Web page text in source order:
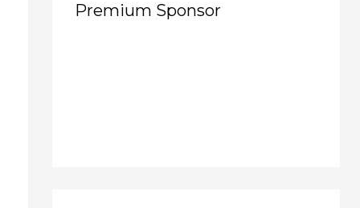
Premium Sponsor